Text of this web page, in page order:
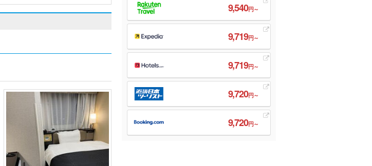
9,540円～
9,719円～
9,719円～
9,720円～
9,720円～